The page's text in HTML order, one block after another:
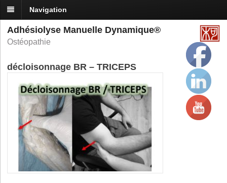
Navigation
Adhésiolyse Manuelle Dynamique®
Ostéopathie
décloisonnage BR – TRICEPS